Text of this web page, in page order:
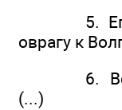
5.
оврагу к
6. Всё
(...)